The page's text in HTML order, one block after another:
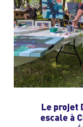
Le projet
escale à